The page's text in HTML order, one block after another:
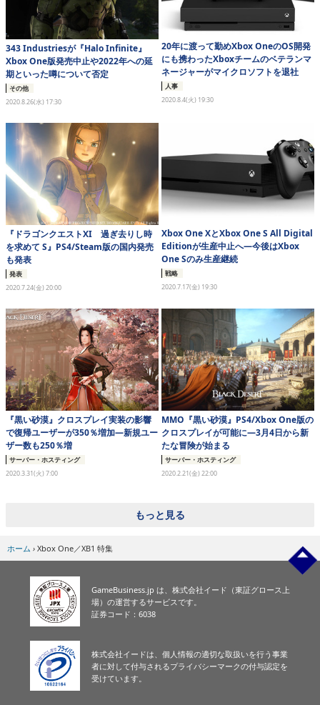
343 Industriesが『Halo Infinite』
Xbox One版発売中止や2022年への延
期といった噂について否定
その他
2020.8.26(水) 17:30
20年に渡って勤めXbox OneのOS開発
にも携わったXboxチームのベテランマ
ネージャーがマイクロソフトを退社
人事
2020.8.4(火) 19:30
『ドラゴンクエストXI 過ぎ去りし時
を求めて S』PS4/Steam版の国内発売
も発表
発表
2020.7.24(金) 20:00
Xbox One XとXbox One S All Digital
Editionが生産中止へ―今後はXbox
One Sのみ生産継続
戦略
2020.7.17(金) 19:30
『黒い砂漠』クロスプレイ実装の影響
で復帰ユーザーが350％増加―新規ユー
ザー数も250％増
サーバー・ホスティング
2020.3.31(火) 7:00
MMO『黒い砂漠』PS4/Xbox One版の
クロスプレイが可能に―3月4日から新
たな冒険が始まる
サーバー・ホスティング
2020.2.21(金) 22:00
もっと見る
ホーム › Xbox One／XB1 特集
GameBusiness.jp は、株式会社イード（東証グロース上
場）の運営するサービスです。
証券コード：6038
株式会社イードは、個人情報の適切な取扱いを行う事業
者に対して付与されるプライバシーマークの付与認定を
受けています。